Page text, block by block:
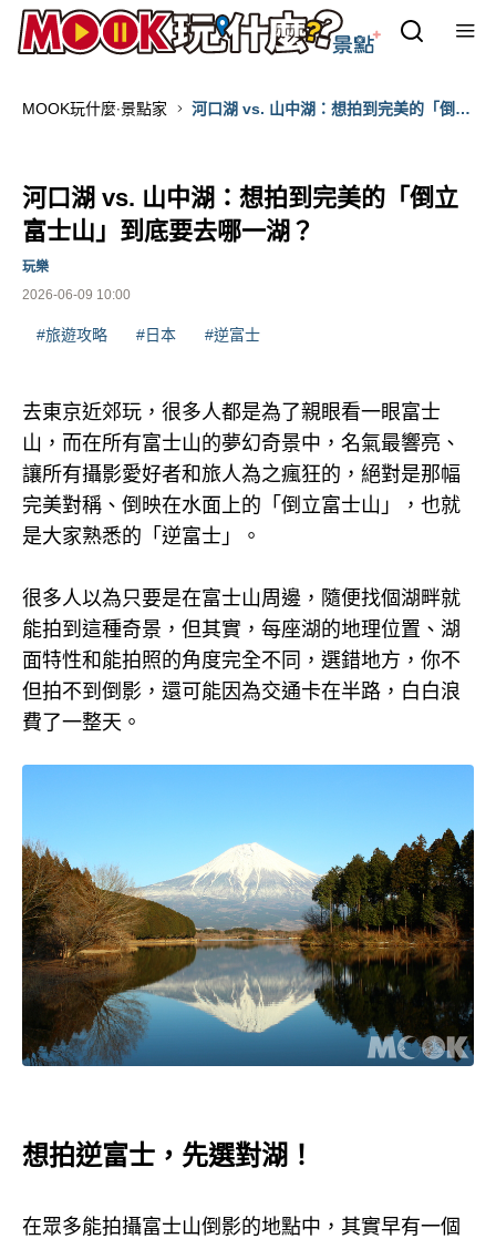
MOOK玩什麼‧景點家
河口湖 vs. 山中湖：想拍到完美的「倒立
河口湖 vs. 山中湖：想拍到完美的「倒立
富士山」到底要去哪一湖？
2026-06-09 10:00
玩樂
#旅遊攻略 #日本 #逆富士
去東京近郊玩，很多人都是為了親眼看一眼富士
山，而在所有富士山的夢幻奇景中，名氣最響亮、
讓所有攝影愛好者和旅人為之瘋狂的，絕對是那幅
完美對稱、倒映在水面上的「倒立富士山」，也就
是大家熟悉的「逆富士」。
很多人以為只要是在富士山周邊，隨便找個湖畔就
能拍到這種奇景，但其實，每座湖的地理位置、湖
面特性和能拍照的角度完全不同，選錯地方，你不
但拍不到倒影，還可能因為交通卡在半路，白白浪
費了一整天。
想拍逆富士，先選對湖！
在眾多能拍攝富士山倒影的地點中，其實早有一個